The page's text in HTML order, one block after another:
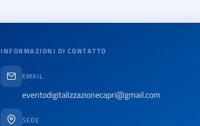
INFORMAZIONI DI CONTATTO
EMAIL
eventodigitalizzazionecapri@gmail.com
SEDE